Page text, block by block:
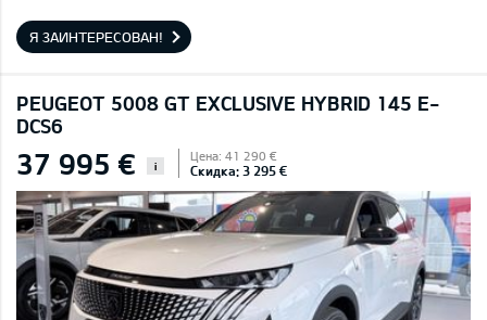
Я ЗАИНТЕРЕСОВАН!
PEUGEOT 5008 GT EXCLUSIVE HYBRID 145 E-
DCS6
37 995 € i
Цена: 41 290 €
Скидка: 3 295 €